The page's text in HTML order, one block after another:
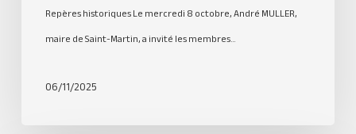
Repères historiques Le mercredi 8 octobre, André MULLER,
maire de Saint-Martin, a invité les membres…
06/11/2025